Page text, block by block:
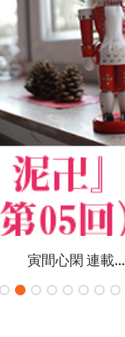
寅間心閑 連載...